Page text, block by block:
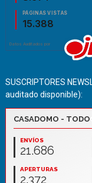
SUSCRIPTORES
auditado disponible):